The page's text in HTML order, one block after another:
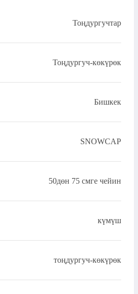
Тоңдургучтар
Тоңдургуч-көкүрөк
Бишкек
SNOWCAP
50дөн 75 смге чейин
күмүш
тоңдургуч-көкүрөк